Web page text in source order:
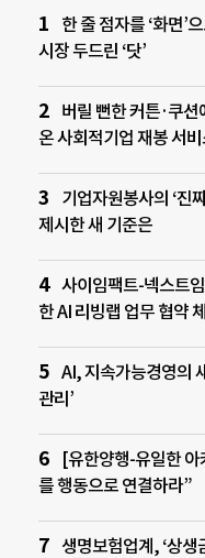
한 줄 점자를 ‘화면’
시장 두드린 ‘닷’
버릴 뻔한 커튼·쿠
온 사회적기업 재봉 서
기업자원봉사의 ‘진
제시한 새 기준은
사이임팩트-넥스트
한 AI 리빙랩 업무 협약
AI, 지속가능경영의
관리’
[유한양행-유일한 아
를 행동으로 연결하라”
생명보험업계, ‘상생